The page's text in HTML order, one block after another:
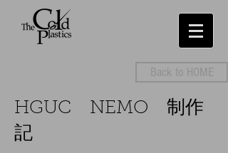
Back to HOME
HGUC NEMO 制作
記